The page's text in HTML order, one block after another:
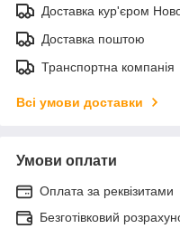
Доставка кур'єром
Доставка поштою
Транспортна компанія
Всі умови доставки
Умови оплати
Оплата за реквізитами
Безготівковий